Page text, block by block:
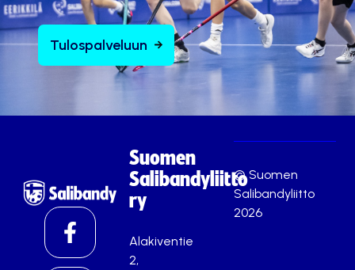
Tulospalveluun
Suomen
Salibandyliitto
ry
Alakiventie
2,
© Suomen
Salibandyliitto
2026